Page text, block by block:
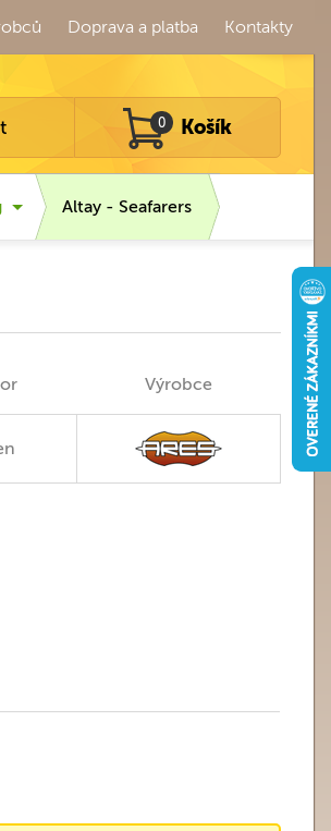
Doprava a platba Kontakty
0 Košík
Altay - Seafarers
Výrobce